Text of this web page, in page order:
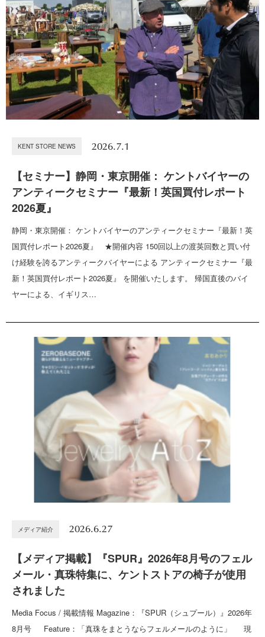
KENT STORE NEWS 2026.7.1
【セミナー】静岡・東京開催： ケントバイヤーの
アンティークセミナー『最新！英国買付レポート
2026夏』
静岡・東京開催： ケントバイヤーのアンティークセミナー『最新！英
国買付レポート2026夏』 ★開催内容 150回以上の渡英回数と買い付
け経験を誇るアンティークバイヤーによる アンティークセミナー『最
新！英国買付レポート2026夏』 を開催いたします。 帰国直後のバイ
ヤーによる、イギリス…
メディア紹介 2026.6.27
【メディア掲載】『SPUR』2026年8月号のフェル
メール・真珠特集に、ケントストアの椅子が使用
されました
Media Focus / 掲載情報 Magazine：『SPUR（シュプール）』2026年
8月号 Feature：「真珠をまとうならフェルメールのように」 現